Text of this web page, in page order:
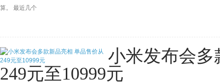
算。 最近几个
小米发布会
249元至10999元